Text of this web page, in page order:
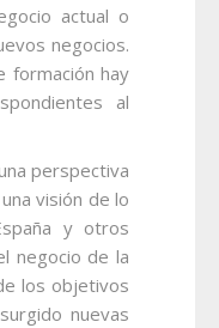
actual o
negocios.
formación hay
al
perspectiva
visión de lo
y otros
negocio de la
los objetivos
nuevas